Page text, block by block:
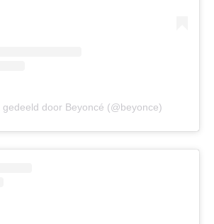
gedeeld door Beyoncé (@beyonce)